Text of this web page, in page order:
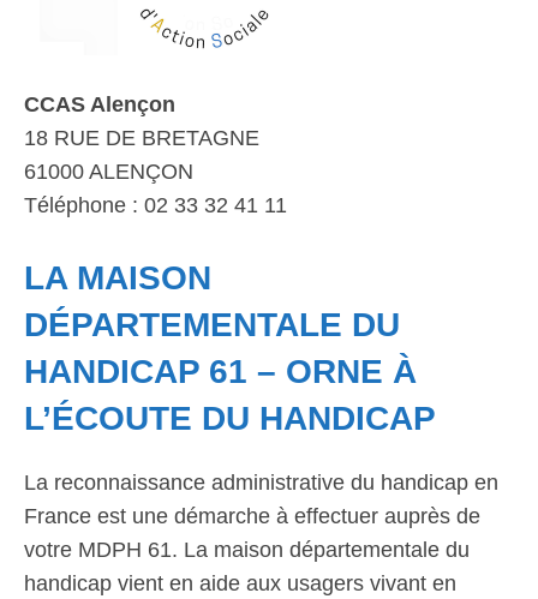
CCAS Alençon
18 RUE DE BRETAGNE
61000 ALENÇON
Téléphone : 02 33 32 41 11
LA MAISON
DÉPARTEMENTALE DU
HANDICAP 61 – ORNE À
L’ÉCOUTE DU HANDICAP
La reconnaissance administrative du handicap en
France est une démarche à effectuer auprès de
votre MDPH 61. La maison départementale du
handicap vient en aide aux usagers vivant en